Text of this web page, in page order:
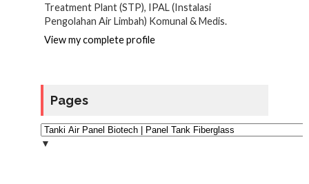
Treatment Plant (STP), IPAL (Instalasi
Pengolahan Air Limbah) Komunal & Medis.
View my complete profile
Pages
▼